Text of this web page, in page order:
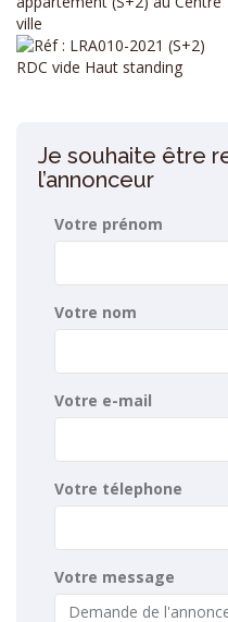
Je souhaite être
l’annonceur
Votre prénom
Votre nom
Votre e-mail
Votre télephone
Votre message